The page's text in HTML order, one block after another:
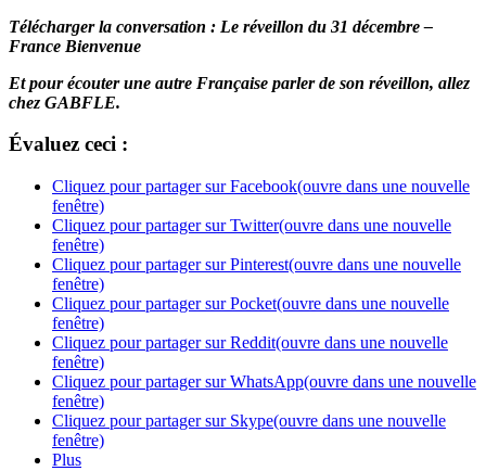
Télécharger la conversation : Le réveillon du 31 décembre –
France Bienvenue
Et pour écouter une autre Française parler de son réveillon, allez
chez GABFLE.
Évaluez ceci :
Cliquez pour partager sur Facebook(ouvre dans une nouvelle
fenêtre)
Cliquez pour partager sur Twitter(ouvre dans une nouvelle
fenêtre)
Cliquez pour partager sur Pinterest(ouvre dans une nouvelle
fenêtre)
Cliquez pour partager sur Pocket(ouvre dans une nouvelle
fenêtre)
Cliquez pour partager sur Reddit(ouvre dans une nouvelle
fenêtre)
Cliquez pour partager sur WhatsApp(ouvre dans une nouvelle
fenêtre)
Cliquez pour partager sur Skype(ouvre dans une nouvelle
fenêtre)
Plus